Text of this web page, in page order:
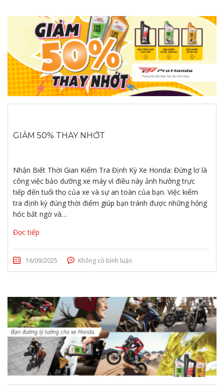
GIẢM 50% THAY NHỚT
Nhận Biết Thời Gian Kiểm Tra Định Kỳ Xe Honda: Đừng lơ là
công việc bảo dưỡng xe máy vì điều này ảnh hưởng trực
tiếp đến tuổi thọ của xe và sự an toàn của bạn. Việc kiểm
tra định kỳ đúng thời điểm giúp bạn tránh được những hỏng
hóc bất ngờ và…
Đọc tiếp
16/09/2025 Không có bình luận